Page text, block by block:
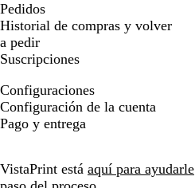
Pedidos
Historial de compras y volver
a pedir
Suscripciones
Configuraciones
Configuración de la cuenta
Pago y entrega
VistaPrint está aquí para ayudarle